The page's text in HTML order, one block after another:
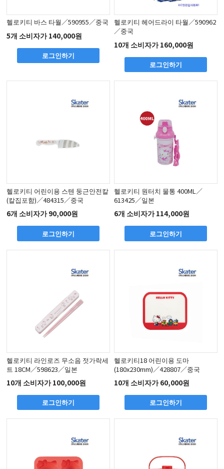
헬로키티 바스 타월／590955／중국
5개 소비자가 140,000원
로그인하기
헬로키티 헤어드라이 타월／590962
／중국
10개 소비자가 160,000원
로그인하기
헬로키티 어린이용 스텐 둥근안전칼
(칼집포함)／484315／중국
6개 소비자가 90,000원
로그인하기
헬로키티 원터치 물통 400ML／
613425／일본
6개 소비자가 114,000원
로그인하기
헬로키티 라인로즈 무소음 젓가락세
트 18CM／598623／일본
10개 소비자가 100,000원
로그인하기
헬로키티18 어린이용 도마
(180x230mm)／428807／중국
10개 소비자가 60,000원
로그인하기